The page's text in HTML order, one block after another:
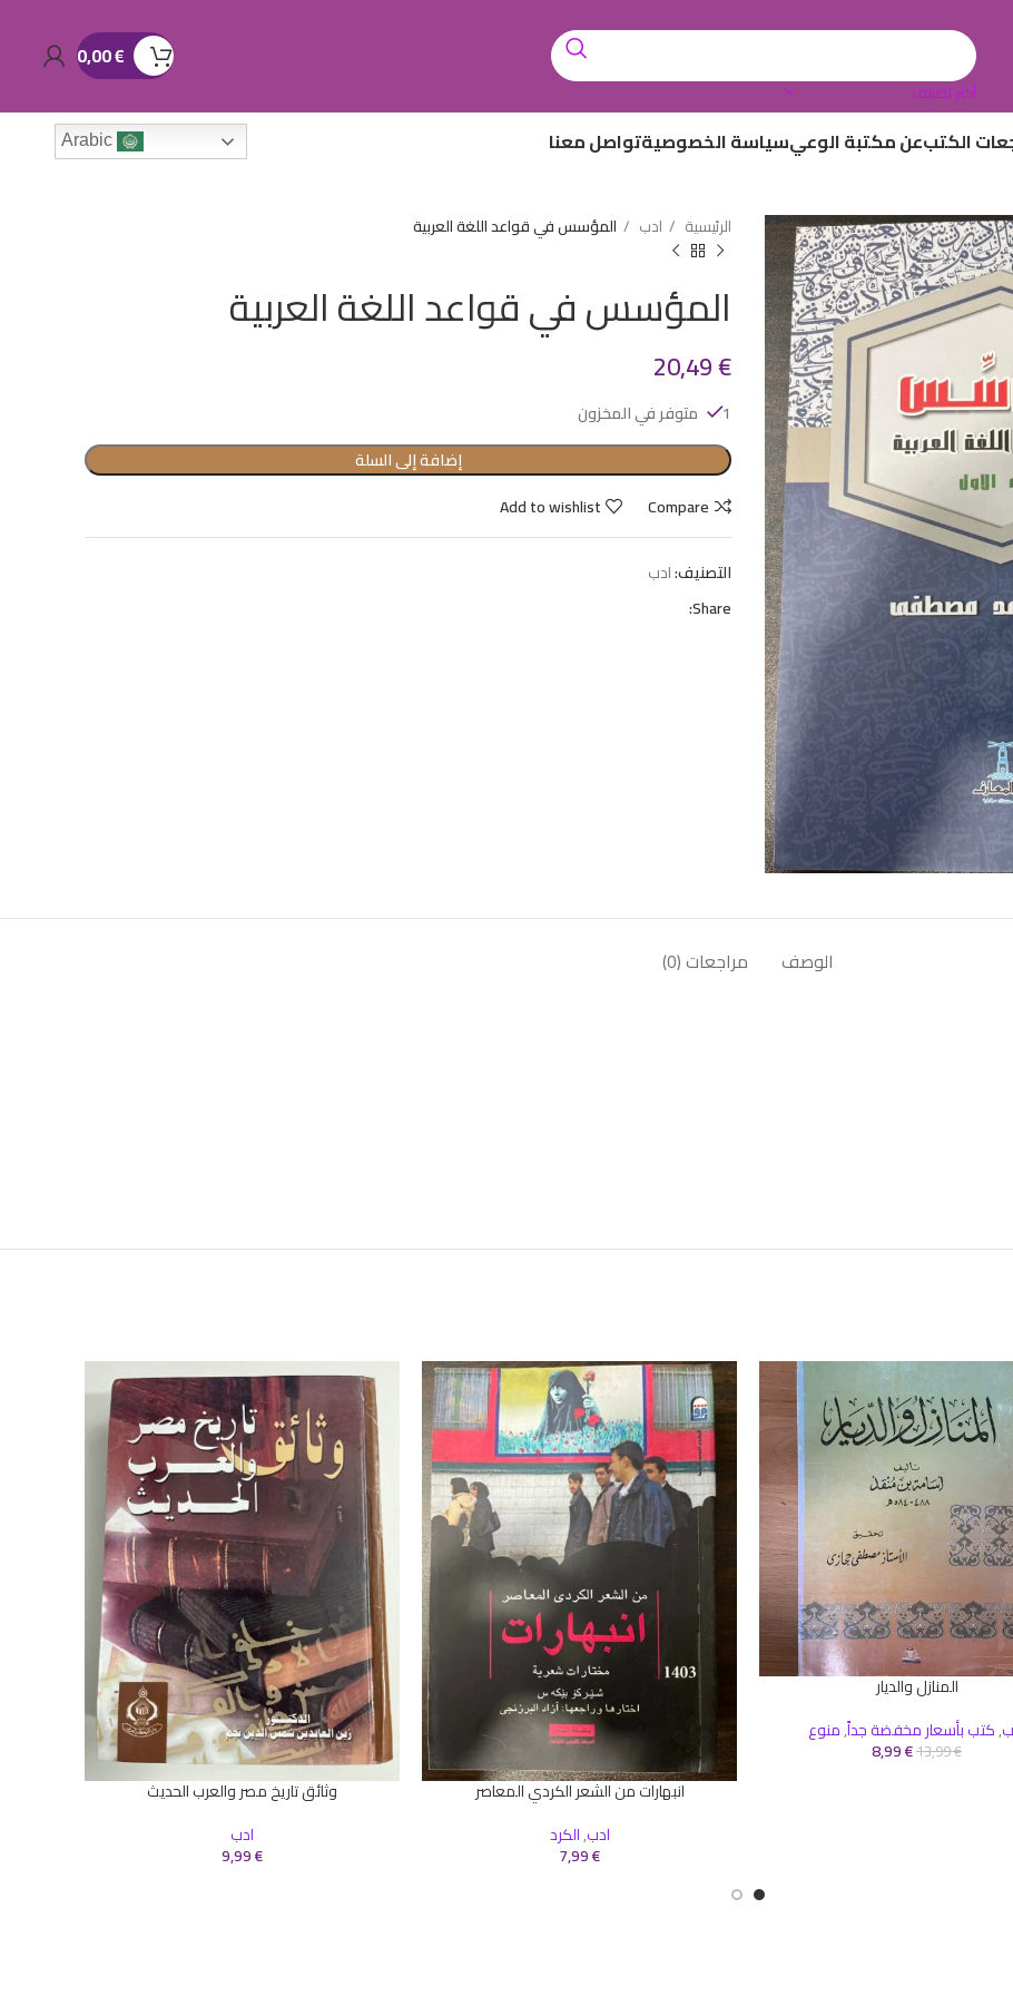
أختر تصنيف
0,00€
الكتبعن مكتبة الوعيسياسة الخصوصيةتواصل معنا Arabic
الرئيسية ادب المؤسس في قواعد اللغة العربية
المؤسس في قواعد اللغة العربية
20,49€
1 متوفر في المخزون
إضافة إلى السلة
Compare
Add to wishlist
التصنيف:ادب
Share:
الوصف مراجعات (0)
المنازل والديار
,كتب بأسعار مخفضة جداً,منوع
13,99€
8,99€
إضافة إلى السلةانبهارات من الشعر الكردي المعاصر
ادب,الكرد
7,99€
إضافة إلى السلةوثائق تاريخ مصر والعرب الحديث
ادب
9,99€